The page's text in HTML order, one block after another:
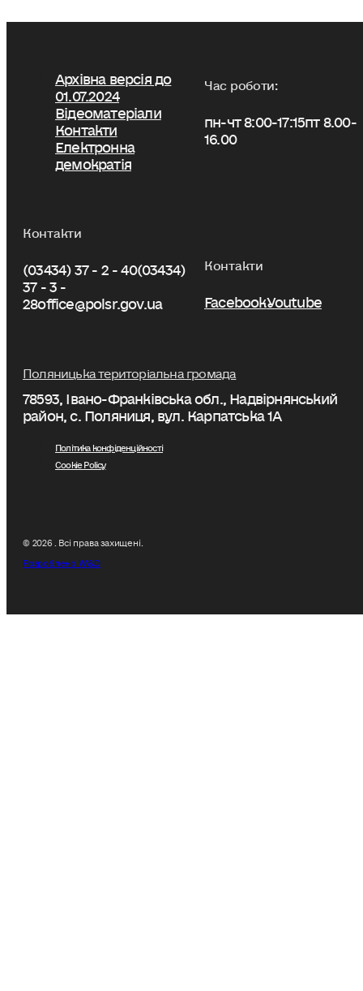
Архівна версія до
01.07.2024
Відеоматеріали
Контакти
Електронна
демократія
Час роботи:
пн-чт 8:00-17:15пт 8.00-
16.00
Контакти
(03434) 37 - 2 - 40(03434)
37 - 3 -
28office@polsr.gov.ua
Контакти
FacebookYoutube
Поляницька територіальна громада
78593, Івано-Франківська обл., Надвірнянський
район, с. Поляниця, вул. Карпатська 1А
Політика конфіденційності
Cookie Policy
© 2026 . Всі права захищені.
Розроблено W&D